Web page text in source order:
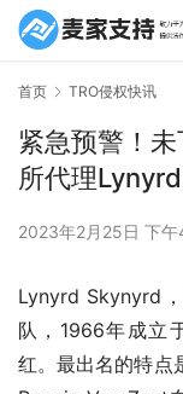
首页 TRO侵权快讯
紧急预警！
所代理
2023年2月25日 下
Lynyrd Skynyrd
队，1966年成立
红。最出名的特点